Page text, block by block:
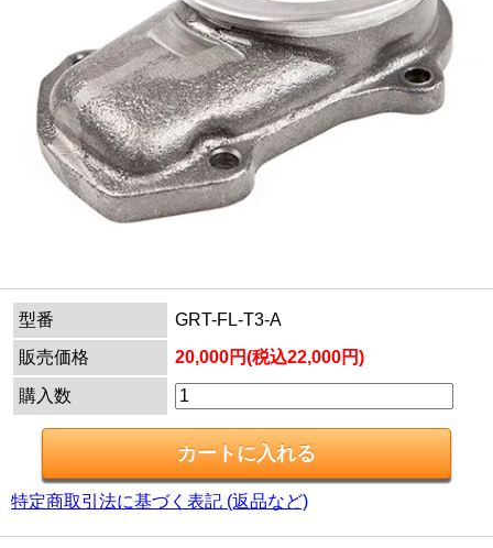
型番
GRT-FL-T3-A
販売価格
20,000円(税込22,000円)
購入数
特定商取引法に基づく表記 (返品など)